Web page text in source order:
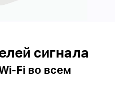
сигнала
Fi во всем